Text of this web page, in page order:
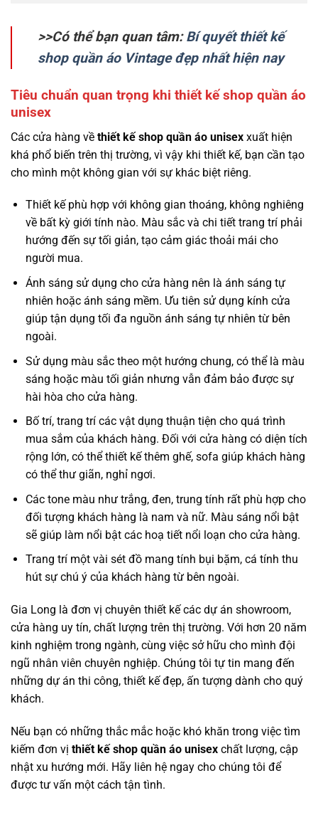
>>Có thể bạn quan tâm:Bí quyết thiết kế
shop quần áo Vintage đẹp nhất hiện nay
Tiêu chuẩn quan trọng khi thiết kế shop quần áo
unisex
Các cửa hàng về thiết kế shop quần áo unisex xuất hiện
khá phổ biến trên thị trường, vì vậy khi thiết kế, bạn cần tạo
cho mình một không gian với sự khác biệt riêng.
Thiết kế phù hợp với không gian thoáng, không nghiêng
về bất kỳ giới tính nào. Màu sắc và chi tiết trang trí phải
hướng đến sự tối giản, tạo cảm giác thoải mái cho
người mua.
Ánh sáng sử dụng cho cửa hàng nên là ánh sáng tự
nhiên hoặc ánh sáng mềm. Ưu tiên sử dụng kính cửa
giúp tận dụng tối đa nguồn ánh sáng tự nhiên từ bên
ngoài.
Sử dụng màu sắc theo một hướng chung, có thể là màu
sáng hoặc màu tối giản nhưng vẫn đảm bảo được sự
hài hòa cho cửa hàng.
Bố trí, trang trí các vật dụng thuận tiện cho quá trình
mua sắm của khách hàng. Đối với cửa hàng có diện tích
rộng lớn, có thể thiết kế thêm ghế, sofa giúp khách hàng
có thể thư giãn, nghỉ ngơi.
Các tone màu như trắng, đen, trung tính rất phù hợp cho
đối tượng khách hàng là nam và nữ. Màu sáng nổi bật
sẽ giúp làm nổi bật các hoạ tiết nổi loạn cho cửa hàng.
Trang trí một vài sét đồ mang tính bụi bặm, cá tính thu
hút sự chú ý của khách hàng từ bên ngoài.
Gia Long là đơn vị chuyên thiết kế các dự án showroom,
cửa hàng uy tín, chất lượng trên thị trường. Với hơn 20 năm
kinh nghiệm trong ngành, cùng việc sở hữu cho mình đội
ngũ nhân viên chuyên nghiệp. Chúng tôi tự tin mang đến
những dự án thi công, thiết kế đẹp, ấn tượng dành cho quý
khách.
Nếu bạn có những thắc mắc hoặc khó khăn trong việc tìm
kiếm đơn vị thiết kế shop quần áo unisex chất lượng, cập
nhật xu hướng mới. Hãy liên hệ ngay cho chúng tôi để
được tư vấn một cách tận tình.